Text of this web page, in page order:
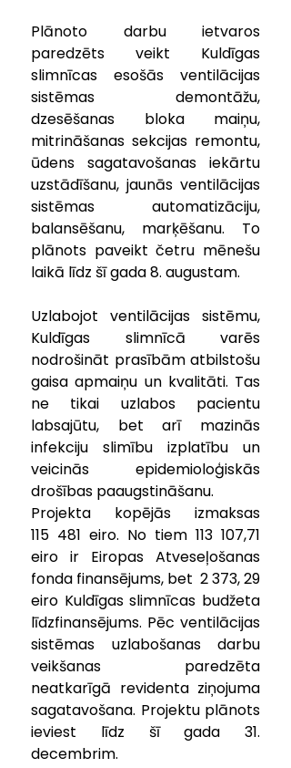
Plānoto darbu ietvaros
paredzēts veikt Kuldīgas
slimnīcas esošās ventilācijas
sistēmas demontāžu,
dzesēšanas bloka maiņu,
mitrināšanas sekcijas remontu,
ūdens sagatavošanas iekārtu
uzstādīšanu, jaunās ventilācijas
sistēmas automatizāciju,
balansēšanu, marķēšanu. To
plānots paveikt četru mēnešu
laikā līdz šī gada 8. augustam.
Uzlabojot ventilācijas sistēmu,
Kuldīgas slimnīcā varēs
nodrošināt prasībām atbilstošu
gaisa apmaiņu un kvalitāti. Tas
ne tikai uzlabos pacientu
labsajūtu, bet arī mazinās
infekciju slimību izplatību un
veicinās epidemioloģiskās
drošības paaugstināšanu.
Projekta kopējās izmaksas
115 481 eiro. No tiem 113 107,71
eiro ir Eiropas Atveseļošanas
fonda finansējums, bet  2 373, 29
eiro Kuldīgas slimnīcas budžeta
līdzfinansējums. Pēc ventilācijas
sistēmas uzlabošanas darbu
veikšanas paredzēta
neatkarīgā revidenta ziņojuma
sagatavošana. Projektu plānots
ieviest līdz šī gada 31.
decembrim.